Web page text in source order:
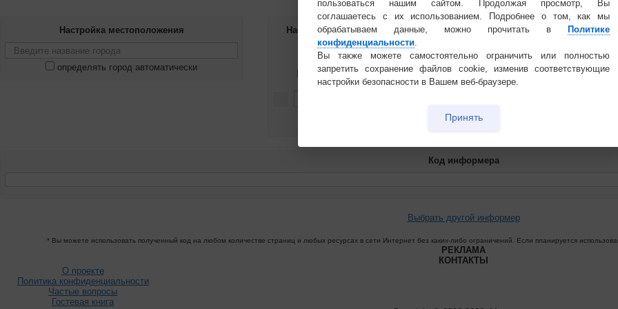
Настройка местоположения
определять город автоматически
Настройка рамки и фона
Рамка
Скруглённые углы
Код информера
Выбрать другой информер
* Вы можете использовать полученный код на любом количестве страниц и любых ресурсах в сети Интернет без каких-либо ограничений. Если планируется
РЕКЛАМА
КОНТАКТЫ
О проекте
Политика конфиденциальности
Частые вопросы
Гостевая книга
пользоваться нашим сайтом. Продолжая просмотр, Вы
соглашаетесь с их использованием. Подробнее о том, как мы
обрабатываем данные, можно прочитать в
Политике
конфиденциальности.
Вы также можете самостоятельно ограничить или полностью
запретить сохранение файлов cookie, изменив соответствующие
настройки безопасности в Вашем веб-браузере.
Принять